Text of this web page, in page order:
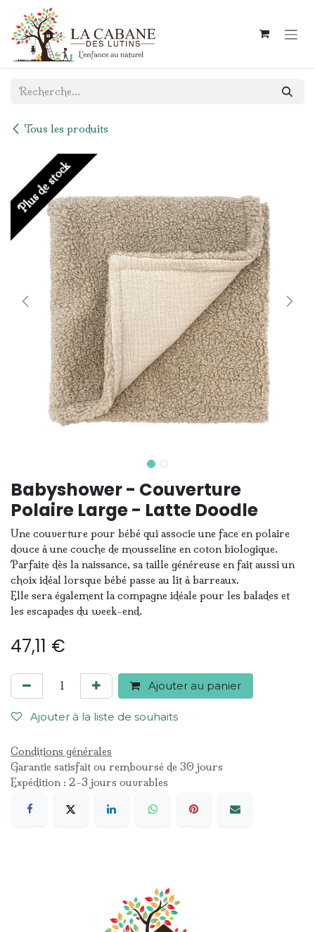
Se rendre au contenu
Tous les produits
Plus de stock
Babyshower - Couverture
Polaire Large - Latte Doodle
Une couverture pour bébé qui associe une face en polaire
douce à une couche de mousseline en coton biologique.
Parfaite dès la naissance, sa taille généreuse en fait aussi un
choix idéal lorsque bébé passe au lit à barreaux.
Elle sera également la compagne idéale pour les balades et
les escapades du week-end.
47,11 €
Ajouter au panier
Ajouter à la liste de souhaits
Conditions générales
Garantie satisfait ou remboursé de 30 jours
Expédition : 2-3 jours ouvrables